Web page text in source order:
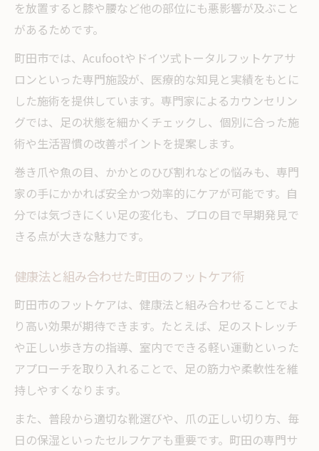
を放置すると膝や腰など他の部位にも悪影響が及ぶこと
があるためです。
町田市では、Acufootやドイツ式トータルフットケアサ
ロンといった専門施設が、医療的な知見と実績をもとに
した施術を提供しています。専門家によるカウンセリン
グでは、足の状態を細かくチェックし、個別に合った施
術や生活習慣の改善ポイントを提案します。
巻き爪や魚の目、かかとのひび割れなどの悩みも、専門
家の手にかかれば安全かつ効率的にケアが可能です。自
分では気づきにくい足の変化も、プロの目で早期発見で
きる点が大きな魅力です。
健康法と組み合わせた町田のフットケア術
町田市のフットケアは、健康法と組み合わせることでよ
り高い効果が期待できます。たとえば、足のストレッチ
や正しい歩き方の指導、室内でできる軽い運動といった
アプローチを取り入れることで、足の筋力や柔軟性を維
持しやすくなります。
また、普段から適切な靴選びや、爪の正しい切り方、毎
日の保湿といったセルフケアも重要です。町田の専門サ